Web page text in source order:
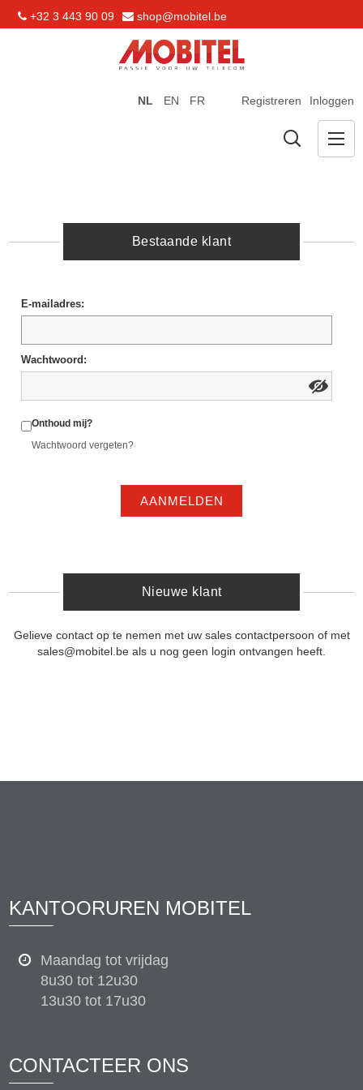
+32 3 443 90 09 shop@mobitel.be
Registreren Inloggen
NL EN FR
Bestaande klant
E-mailadres:
Wachtwoord:
Onthoud mij?
Wachtwoord vergeten?
AANMELDEN
Nieuwe klant
Gelieve contact op te nemen met uw sales contactpersoon of met
sales@mobitel.be als u nog geen login ontvangen heeft.
KANTOORUREN MOBITEL
Maandag tot vrijdag
8u30 tot 12u30
13u30 tot 17u30
CONTACTEER ONS